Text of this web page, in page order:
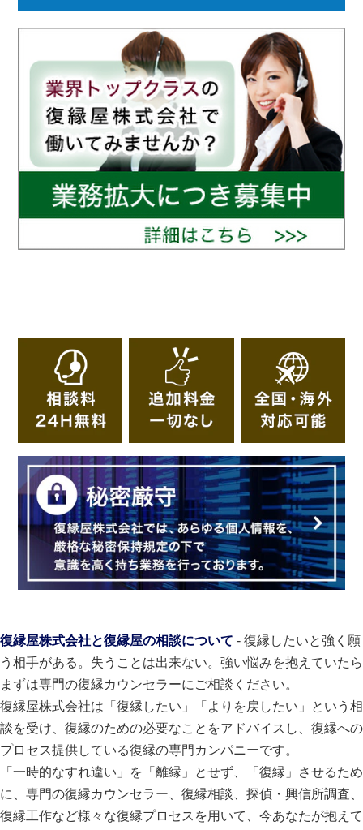
復縁屋株式会社と復縁屋の相談について - 復縁したいと強く願
う相手がある。失うことは出来ない。強い悩みを抱えていたら
まずは専門の復縁カウンセラーにご相談ください。
復縁屋株式会社は「復縁したい」「よりを戻したい」という相
談を受け、復縁のための必要なことをアドバイスし、復縁への
プロセス提供している復縁の専門カンパニーです。
「一時的なすれ違い」を「離縁」とせず、「復縁」させるため
に、専門の復縁カウンセラー、復縁相談、探偵・興信所調査、
復縁工作など様々な復縁プロセスを用いて、今あなたが抱えて